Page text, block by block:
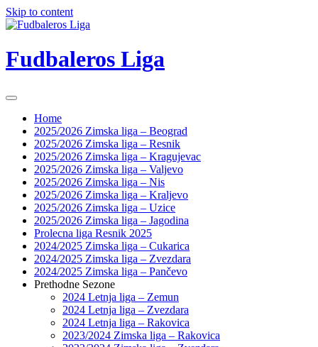
Skip to content
Fudbaleros Liga
Home
2025/2026 Zimska liga – Beograd
2025/2026 Zimska liga – Resnik
2025/2026 Zimska liga – Kragujevac
2025/2026 Zimska liga – Valjevo
2025/2026 Zimska liga – Nis
2025/2026 Zimska liga – Kraljevo
2025/2026 Zimska liga – Uzice
2025/2026 Zimska liga – Jagodina
Prolecna liga Resnik 2025
2024/2025 Zimska liga – Cukarica
2024/2025 Zimska liga – Zvezdara
2024/2025 Zimska liga – Pančevo
Prethodne Sezone
2024 Letnja liga – Zemun
2024 Letnja liga – Zvezdara
2024 Letnja liga – Rakovica
2023/2024 Zimska liga – Rakovica